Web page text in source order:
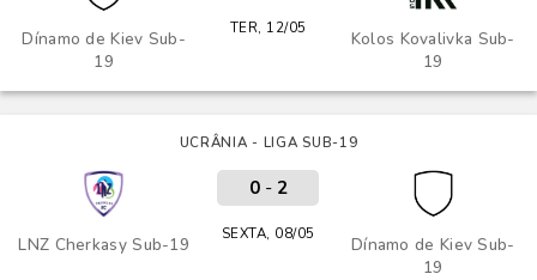
Dínamo de Kiev Sub-
19
Kolos Kovalivka Sub-
19
TER, 12/05
UCRÂNIA - LIGA SUB-19
LNZ Cherkasy Sub-19
Dínamo de Kiev Sub-
19
0- 2
SEXTA, 08/05